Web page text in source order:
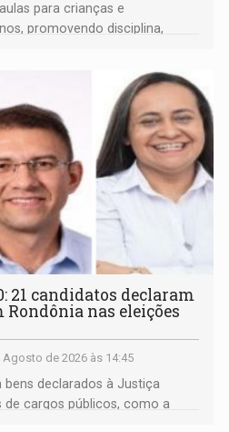
para crianças e
promovendo disciplina,
21 candidatos declaram
nas eleições
Agosto de 2026 às 14:45
bens declarados à Justiça
de cargos públicos, como a